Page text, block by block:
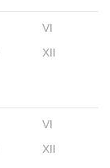
VI
XII
VI
XII